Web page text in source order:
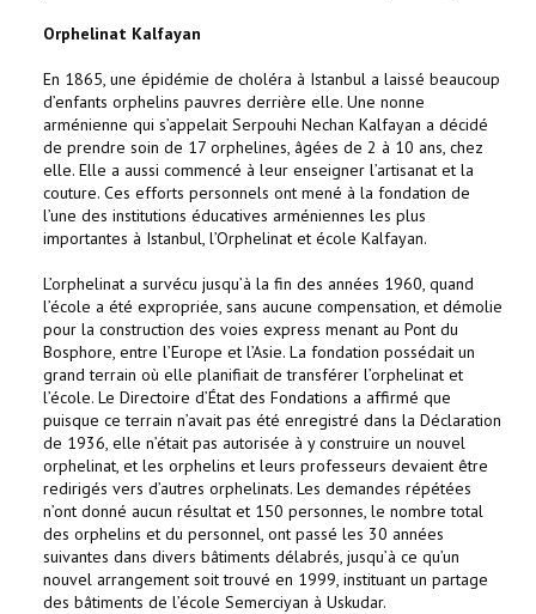
Orphelinat Kalfayan
En 1865, une épidémie de choléra à Istanbul a laissé beaucoup
d’enfants orphelins pauvres derrière elle. Une nonne
arménienne qui s’appelait Serpouhi Nechan Kalfayan a décidé
de prendre soin de 17 orphelines, âgées de 2 à 10 ans, chez
elle. Elle a aussi commencé à leur enseigner l’artisanat et la
couture. Ces efforts personnels ont mené à la fondation de
l’une des institutions éducatives arméniennes les plus
importantes à Istanbul, l’Orphelinat et école Kalfayan.
L’orphelinat a survécu jusqu’à la fin des années 1960, quand
l’école a été expropriée, sans aucune compensation, et démolie
pour la construction des voies express menant au Pont du
Bosphore, entre l’Europe et l’Asie. La fondation possédait un
grand terrain où elle planifiait de transférer l’orphelinat et
l’école. Le Directoire d’État des Fondations a affirmé que
puisque ce terrain n’avait pas été enregistré dans la Déclaration
de 1936, elle n’était pas autorisée à y construire un nouvel
orphelinat, et les orphelins et leurs professeurs devaient être
redirigés vers d’autres orphelinats. Les demandes répétées
n’ont donné aucun résultat et 150 personnes, le nombre total
des orphelins et du personnel, ont passé les 30 années
suivantes dans divers bâtiments délabrés, jusqu’à ce qu’un
nouvel arrangement soit trouvé en 1999, instituant un partage
des bâtiments de l’école Semerciyan à Uskudar.